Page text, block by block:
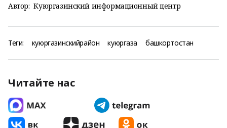
Автор: Куюргазинский информационный центр
Теги: куюргазинскийрайон куюргаза башкортостан
Читайте нас